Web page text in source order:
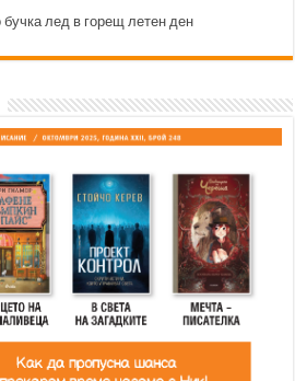
лед в горещ летен ден